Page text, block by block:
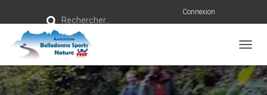
h
e
r
Rechercher…
Connexion